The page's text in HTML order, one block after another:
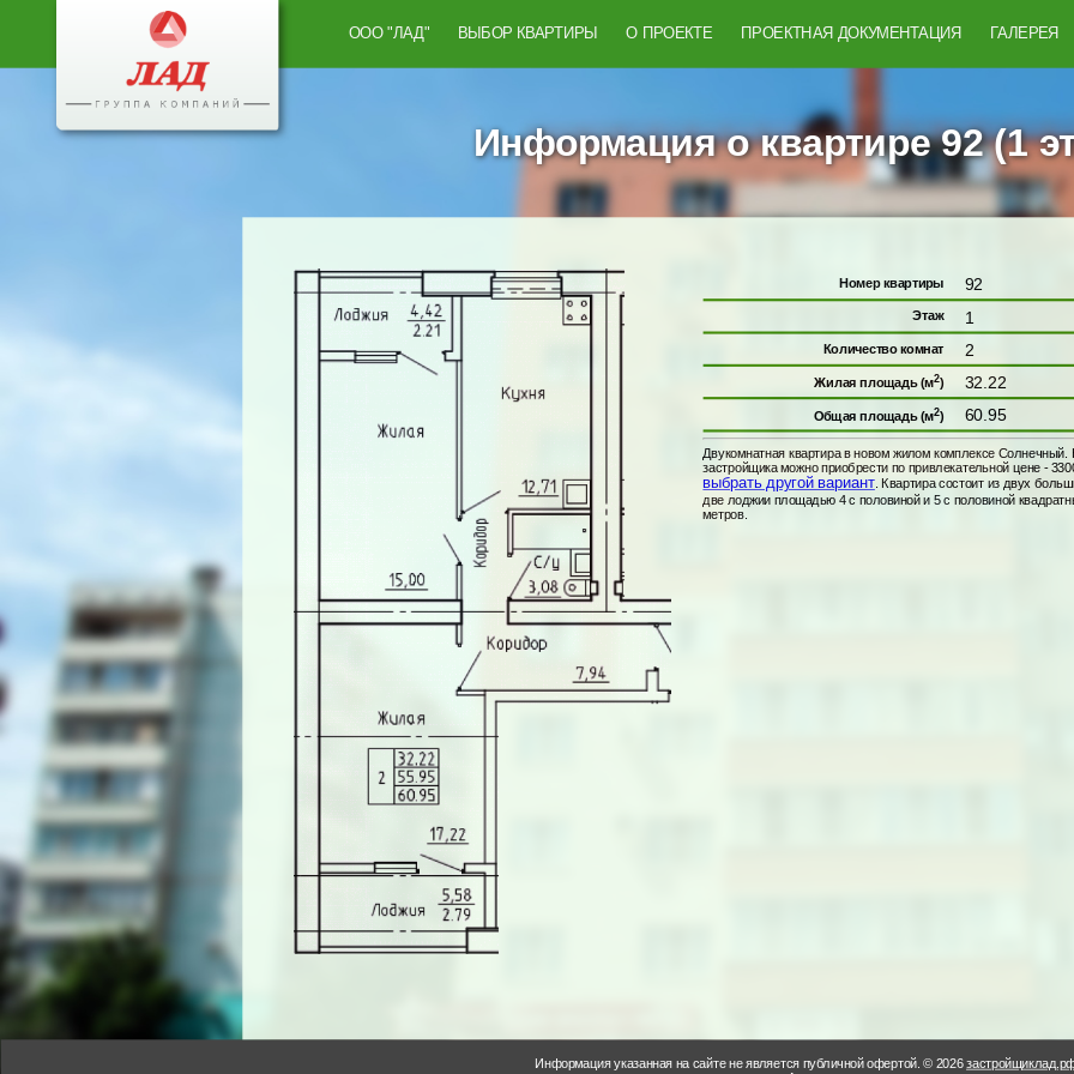
ООО "ЛАД" ВЫБОР КВАРТИРЫ О ПРОЕКТЕ ПРОЕКТНАЯ ДОКУМЕНТАЦИЯ ГАЛЕРЕЯ
Информация о квартире 92 (1
Номер квартиры 92
Этаж 1
Количество комнат 2
Жилая площадь (м2) 32.22
Общая площадь (м2) 60.95
Двукомнатная квартира в новом жилом комплексе Солнечный.
застройщика можно приобрести по привлекательной цене -
выбрать другой вариант. Квартира состоит из двух
две лоджии площадью 4 с половиной и 5 с половиной
метров.
Информация указанная на сайте не является публичной офертой. © 2026